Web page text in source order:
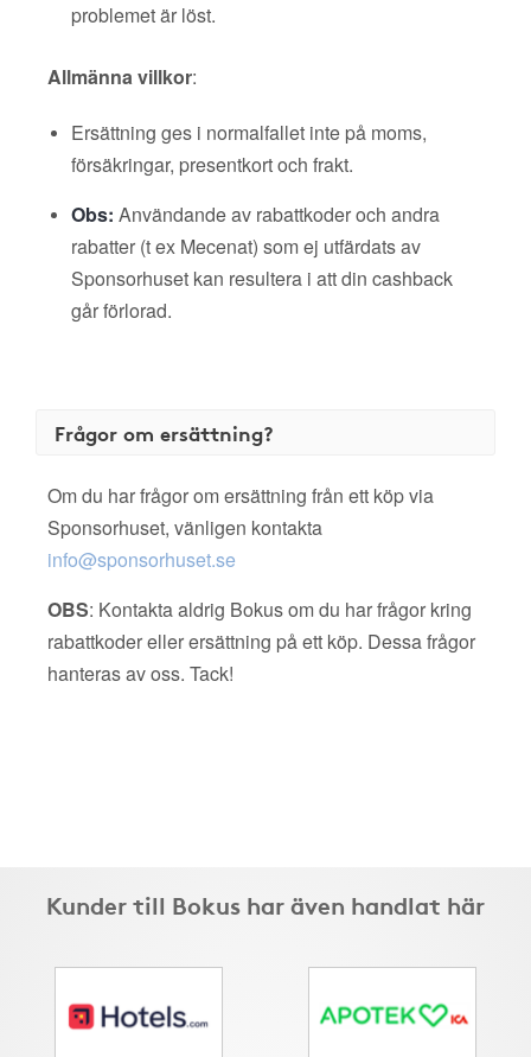
problemet är löst.
Allmänna villkor:
Ersättning ges i normalfallet inte på moms,
försäkringar, presentkort och frakt.
Obs: Användande av rabattkoder och andra
rabatter (t ex Mecenat) som ej utfärdats av
Sponsorhuset kan resultera i att din cashback
går förlorad.
Frågor om ersättning?
Om du har frågor om ersättning från ett köp via
Sponsorhuset, vänligen kontakta
info@sponsorhuset.se
OBS: Kontakta aldrig Bokus om du har frågor kring
rabattkoder eller ersättning på ett köp. Dessa frågor
hanteras av oss. Tack!
Kunder till Bokus har även handlat här